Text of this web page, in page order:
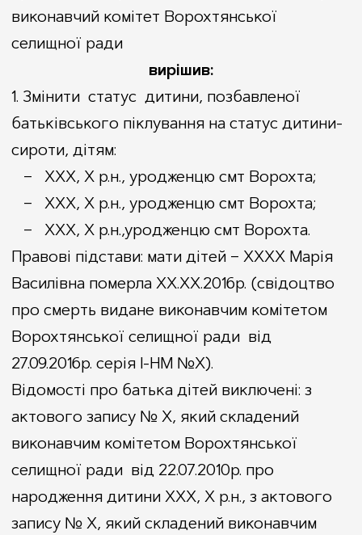
виконавчий комітет Ворохтянської
селищної ради
вирішив:
1. Змінити статус дитини, позбавленої
батьківського піклування на статус дитини-
сироти, дітям:
– ХХХ, Х р.н., уродженцю смт Ворохта;
– ХХХ, Х р.н., уродженцю смт Ворохта;
– ХХХ, Х р.н.,уродженцю смт Ворохта.
Правові підстави: мати дітей – ХХХХ Марія
Василівна померла ХХ.ХХ.2016р. (свідоцтво
про смерть видане виконавчим комітетом
Ворохтянської селищної ради від
27.09.2016р. серія I-НМ №Х).
Відомості про батька дітей виключені: з
актового запису № Х, який складений
виконавчим комітетом Ворохтянської
селищної ради від 22.07.2010р. про
народження дитини ХХХ, Х р.н., з актового
запису № Х, який складений виконавчим